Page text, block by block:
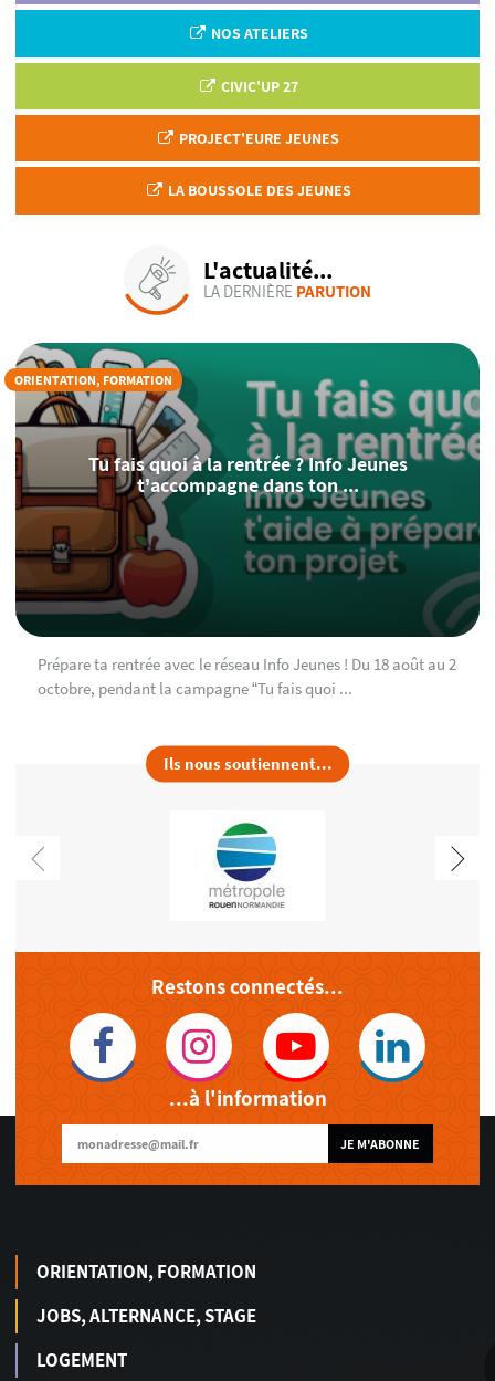
NOS ATELIERS
CIVIC'UP 27
PROJECT'EURE JEUNES
LA BOUSSOLE DES JEUNES
L'actualité...
LA DERNIÈRE PARUTION
ORIENTATION, FORMATION
Tu fais quoi à la rentrée ? Info Jeunes
t’accompagne dans ton ...
Prépare ta rentrée avec le réseau Info Jeunes ! Du 18 août au 2
octobre, pendant la campagne “Tu fais quoi ...
Ils nous soutiennent...
Restons connectés...
...à l'information
JE M'ABONNE
ORIENTATION, FORMATION
JOBS, ALTERNANCE, STAGE
LOGEMENT